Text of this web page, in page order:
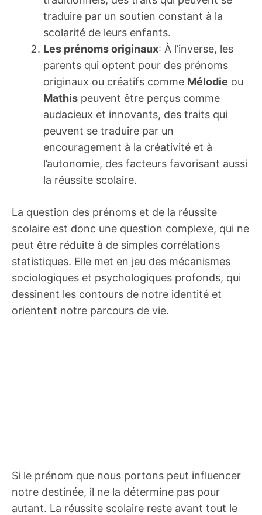
traduire par un soutien constant à la
scolarité de leurs enfants.
Les prénoms originaux: À l’inverse, les
parents qui optent pour des prénoms
originaux ou créatifs comme Mélodie ou
Mathis peuvent être perçus comme
audacieux et innovants, des traits qui
peuvent se traduire par un
encouragement à la créativité et à
l’autonomie, des facteurs favorisant aussi
la réussite scolaire.
La question des prénoms et de la réussite
scolaire est donc une question complexe, qui ne
peut être réduite à de simples corrélations
statistiques. Elle met en jeu des mécanismes
sociologiques et psychologiques profonds, qui
dessinent les contours de notre identité et
orientent notre parcours de vie.
Si le prénom que nous portons peut influencer
notre destinée, il ne la détermine pas pour
autant. La réussite scolaire reste avant tout le